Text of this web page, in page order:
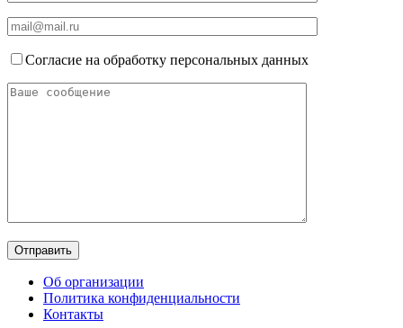
Согласие на обработку персональных данных
Об организации
Политика конфиденциальности
Контакты